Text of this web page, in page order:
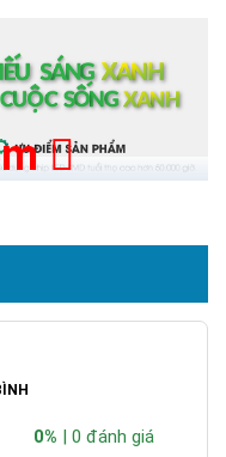
0% | 0 đánh giá